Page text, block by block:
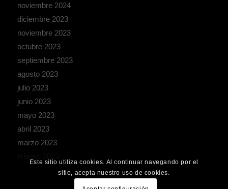
noviembre 2024
diciembre 2023
noviembre 2023
octubre 2023
septiembre 2023
agosto 2023
julio 2023
junio 2023
mayo 2023
abril 2023
marzo 2023
Este sitio utiliza cookies. Al continuar navegando por el
sitio, acepta nuestro uso de cookies.